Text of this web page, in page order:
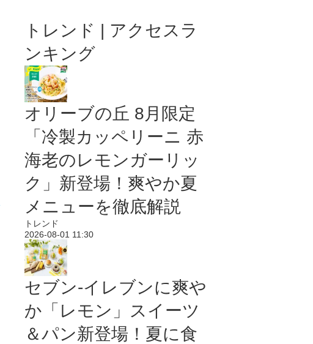
トレンド | アクセスラ
ンキング
オリーブの丘 8月限定
「冷製カッペリーニ 赤
海老のレモンガーリッ
ク」新登場！爽やか夏
メニューを徹底解説
トレンド
2026-08-01 11:30
セブン‐イレブンに爽や
か「レモン」スイーツ
＆パン新登場！夏に食